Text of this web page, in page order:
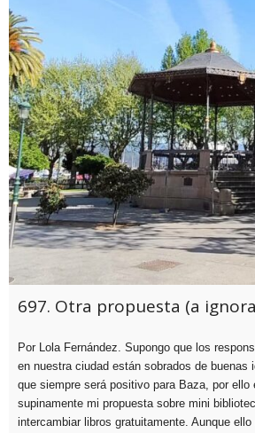
697. Otra propuesta (a
Por Lola Fernández. Supongo que los
en nuestra ciudad están sobrados de buenas
que siempre será positivo para Baza, por ello
supinamente mi propuesta sobre mini
intercambiar libros gratuitamente. Aunque